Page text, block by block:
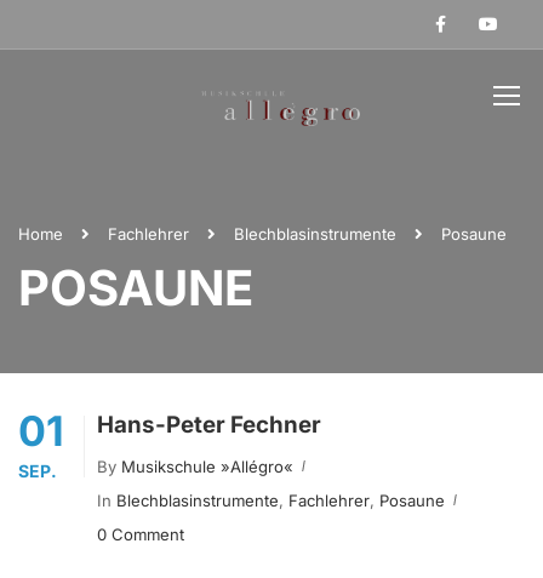
Home Fachlehrer Blechblasinstrumente Posaune
POSAUNE
01
SEP.
Hans-Peter Fechner
By Musikschule »allégro«
In Blechblasinstrumente, Fachlehrer, Posaune
0 Comment